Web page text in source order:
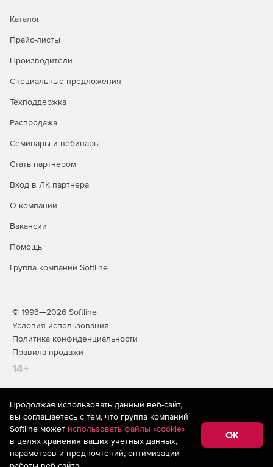
Каталог
Прайс-листы
Производители
Специальные предложения
Техподдержка
Распродажа
Семинары и вебинары
Стать партнером
Вход в ЛК партнера
О компании
Вакансии
Помощь
Группа компаний Softline
© 1993—2026 Softline
Условия использования
Политика конфиденциальности
Правила продажи
14+
На информационном ресурсе store.softline.ru применяются
рекомендательные технологии(информационные технологии
предоставления информации на основе сбора,
систематизации и анализа сведений, относящихся к
предпочтениям пользователей сети «Интернет»,
находящихся на территории Российской Федерации)
Продолжая использовать данный веб-сайт,
вы соглашаетесь с тем, что группа компаний
Softline может использовать файлы «cookie»
в целях хранения ваших учетных данных,
параметров и предпочтений, оптимизации
OK